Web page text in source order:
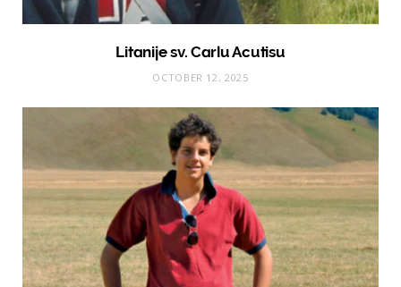
Litanije sv. Carlu Acutisu
OCTOBER 12, 2025